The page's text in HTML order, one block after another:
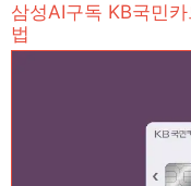
삼성AI구독 KB국민
법